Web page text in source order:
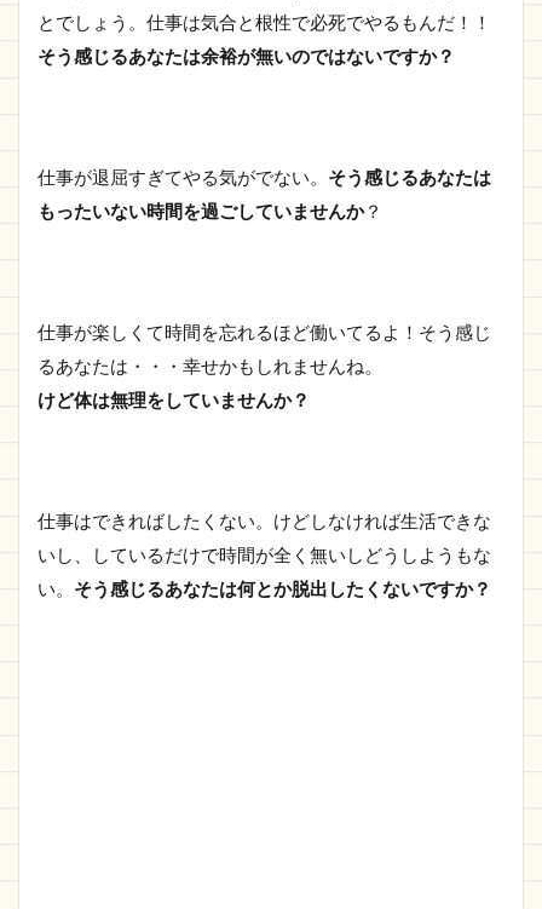
とでしょう。仕事は気合と根性で必死でやるもんだ！！
そう感じるあなたは余裕が無いのではないですか？
仕事が退屈すぎてやる気がでない。 そう感じるあなたは
もったいない時間を過ごしていませんか？
仕事が楽しくて時間を忘れるほど働いてるよ！そう感じ
るあなたは・・・幸せかもしれませんね。
けど体は無理をしていませんか？
仕事はできればしたくない。けどしなければ生活できな
いし、しているだけで時間が全く無いしどうしようもな
い。 そう感じるあなたは何とか脱出したくないですか？